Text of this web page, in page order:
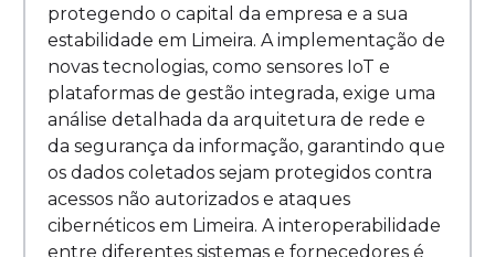
protegendo o capital da empresa e a sua
estabilidade em Limeira. A implementação de
novas tecnologias, como sensores IoT e
plataformas de gestão integrada, exige uma
análise detalhada da arquitetura de rede e
da segurança da informação, garantindo que
os dados coletados sejam protegidos contra
acessos não autorizados e ataques
cibernéticos em Limeira. A interoperabilidade
entre diferentes sistemas e fornecedores é